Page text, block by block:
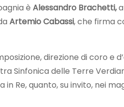
è Alessandro Brachetti,
Artemio Cabassi, che firma
direzione di coro e
Sinfonica delle Terre
Re, quanto, su invito, nei